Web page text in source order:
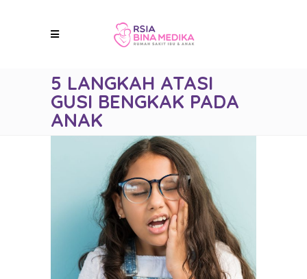
5 LANGKAH ATASI
GUSI BENGKAK PADA
ANAK